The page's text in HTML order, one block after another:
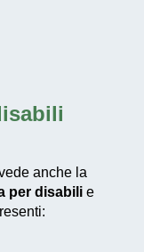
anche la
per disabili e